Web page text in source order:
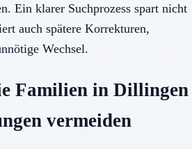
Ein klarer Suchprozess spart nicht
auch spätere Korrekturen,
Wechsel.
Familien in Dillingen
vermeiden